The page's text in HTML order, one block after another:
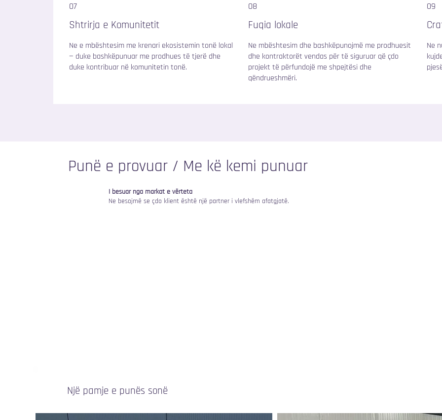
07
Shtrirja e Komunitetit
Ne e mbështesim me krenari ekosistemin tonë lokal
— duke bashkëpunuar me prodhues të tjerë dhe
duke kontribuar në komunitetin tonë.
08
Fuqia lokale
Ne mbështesim dhe bashkëpunojmë me prodhuesit
dhe kontraktorët vendas për të siguruar që çdo
projekt të përfundojë me shpejtësi dhe
qëndrueshmëri.
09
Ne
Punë e provuar / Me kë kemi punuar
I besuar nga markat e vërteta
Ne besojmë se çdo klient është një partner i vlefshëm afatgjatë.
Një pamje e punës sonë